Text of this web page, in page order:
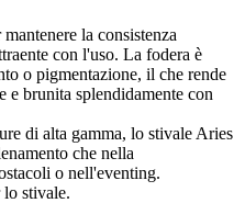
la consistenza
con l'uso. La fodera è
o pigmentazione, il che rende
e brunita splendidamente con
di alta gamma, lo stivale Aries
che nella
o nell'eventing.
stivale.